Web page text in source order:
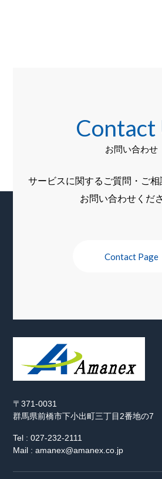
Contact
お問い合わせ
サービスに関するご質問・ご
お問い合わせくだ
Contact Page
〒371-0031
群馬県前橋市下小出町三丁目2番地の7
Tel : 027-232-2111
Mail : amanex@amanex.co.jp